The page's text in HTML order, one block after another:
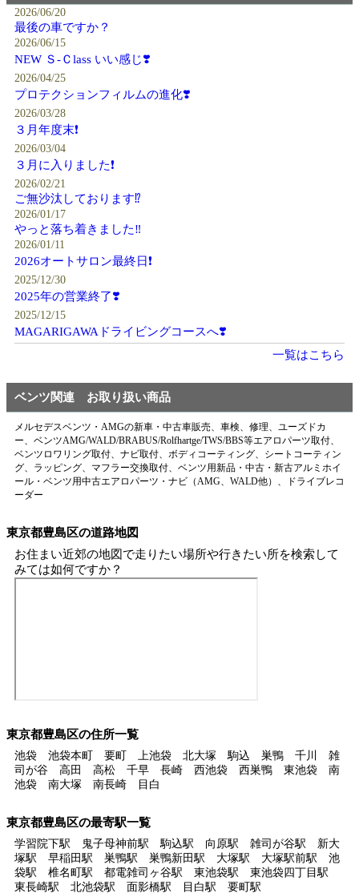
2026/06/20
最後の車ですか？
2026/06/15
NEW Ｓ-Ｃlass いい感じ❣️
2026/04/25
プロテクションフィルムの進化❣️
2026/03/28
３月年度末❗️
2026/03/04
３月に入りました❗️
2026/02/21
ご無沙汰しております⁉️
2026/01/17
やっと落ち着きました‼️
2026/01/11
2026オートサロン最終日❗️
2025/12/30
2025年の営業終了❣️
2025/12/15
MAGARIGAWAドライビングコースへ❣️
一覧はこちら
ベンツ関連 お取り扱い商品
メルセデスベンツ・AMGの新車・中古車販売、車検、修理、ユーズドカ
ー、ベンツAMG/WALD/BRABUS/Rolfhartge/TWS/BBS等エアロパーツ取付、
ベンツロワリング取付、ナビ取付、ボディコーティング、シートコーティン
グ、ラッピング、マフラー交換取付、ベンツ用新品・中古・新古アルミホイ
ール・ベンツ用中古エアロパーツ・ナビ（AMG、WALD他）、ドライブレコ
ーダー
東京都豊島区の道路地図
お住まい近郊の地図で走りたい場所や行きたい所を検索して
みては如何ですか？
東京都豊島区の住所一覧
池袋 池袋本町 要町 上池袋 北大塚 駒込 巣鴨 千川 雑
司が谷 高田 高松 千早 長崎 西池袋 西巣鴨 東池袋 南
池袋 南大塚 南長崎 目白
東京都豊島区の最寄駅一覧
学習院下駅 鬼子母神前駅 駒込駅 向原駅 雑司が谷駅 新大
塚駅 早稲田駅 巣鴨駅 巣鴨新田駅 大塚駅 大塚駅前駅 池
袋駅 椎名町駅 都電雑司ヶ谷駅 東池袋駅 東池袋四丁目駅
東長崎駅 北池袋駅 面影橋駅 目白駅 要町駅